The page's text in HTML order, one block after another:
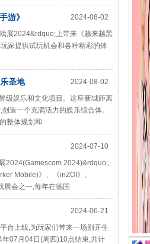
2024-08-02
游》
展2024&rdquo;上带来《越来越黑
家提供试玩机会和各种精彩的体
2024-08-02
圣地
级娱乐和文化项目。这座新城距离
造一个充满活力的娱乐综合体。
整体规划和
2024-07-10
2024(Gamescom 2024)&rdquo;,
Mobile)》、《inZOI》、
展会之一,每年在德国
2024-06-21
台上线,为玩家们带来一场别开生
07月04日(周四)10点结束,共计